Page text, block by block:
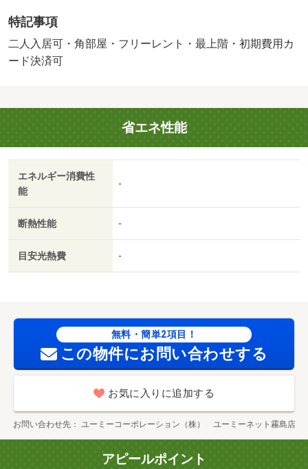
め、入居後すぐにお料理を始められます。駐車場１台込
み、２台目も月額３，０００円で利用可能。京セラ近くに
位置し、スーパーやコンビニも近いため毎日の買い物にも
持費等：定額水道料２，０００円／月・口座振替手数料２
２０円／月・ＬＡデスク９９０円／月・フリーレントあ
り：１ヶ月（入居月のみ（最大１ヶ月））・内装リフォー
ム済みの３１０号室。白を基調とした明るく清潔感のある
１Ｒです。エアコン・独立洗面台付き。駐車場１台込み、
２台目３，０００円。京セラやスーパー、コンビニが近く
料 11000円
特記事項
二人入居可・角部屋・フリーレント・最上階・初期費用カ
ード決済可
省エネ性能
エネルギー消費性
能
-
断熱性能 -
目安光熱費 -
無料・簡単2項目！
この物件にお問い合わせする
お気に入りに追加する
お問い合わせ先 ユーミーコーポレーション（株） ユーミーネット霧島店
アピールポイント